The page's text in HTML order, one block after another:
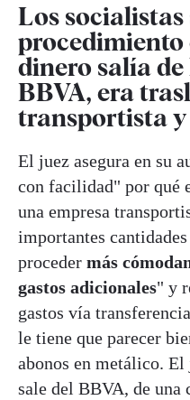
Los
procedimiento
dinero salía
BBVA, era
transportista y
El juez asegura en su
con facilidad" por qué
una empresa
importantes
proceder más
gastos adicionales" y
gastos vía
le tiene que parecer
abonos en metálico.
sale del BBVA, de una